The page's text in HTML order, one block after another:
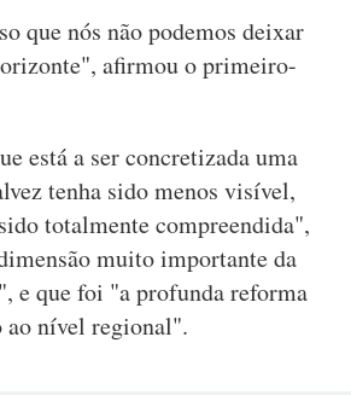
que nós não podemos deixar
afirmou o primeiro-
está a ser concretizada uma
tenha sido menos visível,
totalmente compreendida",
muito importante da
e que foi "a profunda reforma
ao nível regional".